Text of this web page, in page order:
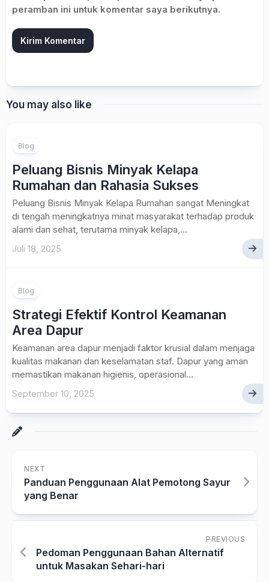
peramban ini untuk komentar saya berikutnya.
You may also like
Blog
Peluang Bisnis Minyak Kelapa
Rumahan dan Rahasia Sukses
Peluang Bisnis Minyak Kelapa Rumahan sangat Meningkat
di tengah meningkatnya minat masyarakat terhadap produk
alami dan sehat, terutama minyak kelapa,...
Juli 18, 2025
Blog
Strategi Efektif Kontrol Keamanan
Area Dapur
Keamanan area dapur menjadi faktor krusial dalam menjaga
kualitas makanan dan keselamatan staf. Dapur yang aman
memastikan makanan higienis, operasional...
September 10, 2025
NEXT
Panduan Penggunaan Alat Pemotong Sayur
yang Benar
PREVIOUS
Pedoman Penggunaan Bahan Alternatif
untuk Masakan Sehari-hari